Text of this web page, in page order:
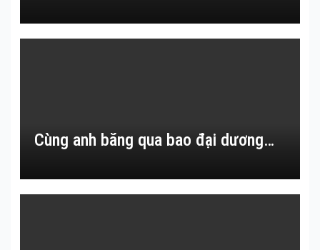
Cùng anh băng qua bao đại dương…